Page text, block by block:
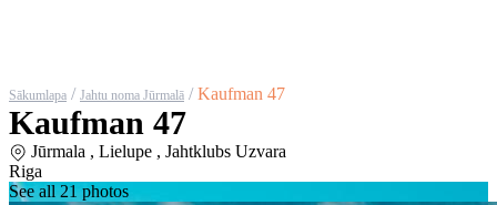
Sākumlapa / Jahtu noma Jūrmalā /Kaufman 47
Kaufman 47
Jūrmala , Lielupe , Jahtklubs Uzvara
Riga
See all 21 photos